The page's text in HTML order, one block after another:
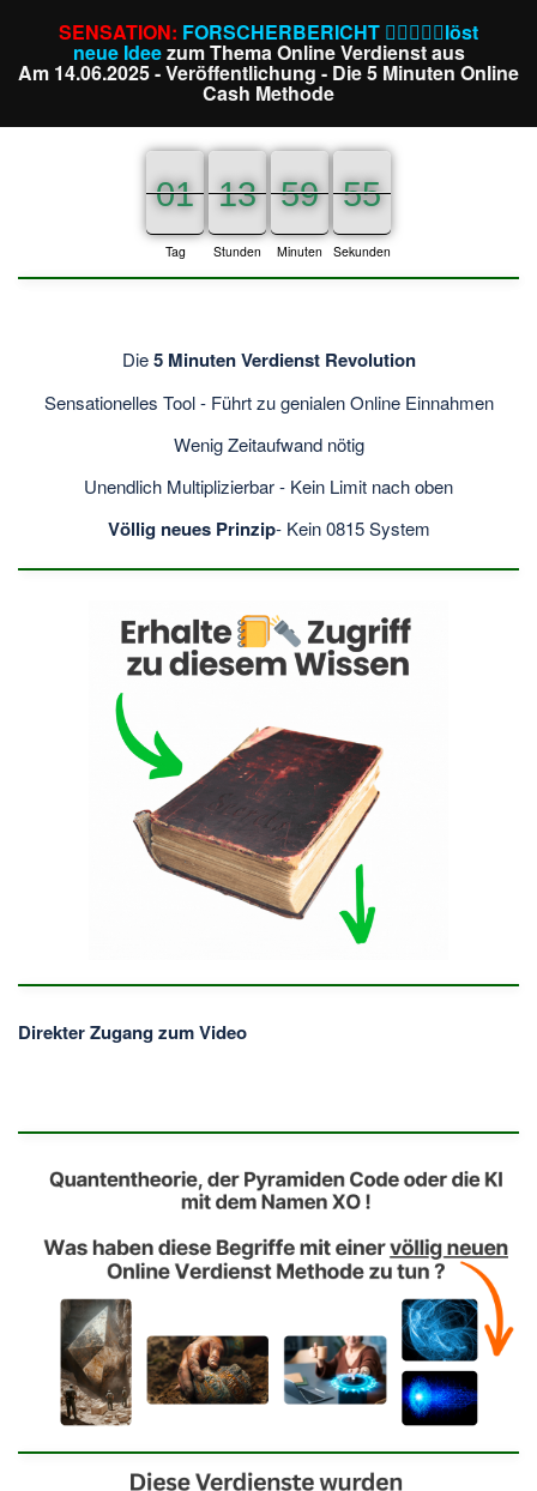
SENSATION: FORSCHERBERICHT ⛓️‍💥🔦📒🚀löst
neue Ideezum Thema Online Verdienst aus
Am 14.06.2025 - Veröffentlichung - Die 5 Minuten Online
Cash Methode
01
01
01
Tag
13
13
13
Stunden
59
59
59
Minuten
55
55
56
Sekunden
Die5 Minuten Verdienst Revolution
Sensationelles Tool - Führt zu genialen Online Einnahmen
Wenig Zeitaufwand nötig
Unendlich Multiplizierbar - Kein Limit nach oben
Völlig neues Prinzip- Kein 0815 System
Direkter Zugang zum Video